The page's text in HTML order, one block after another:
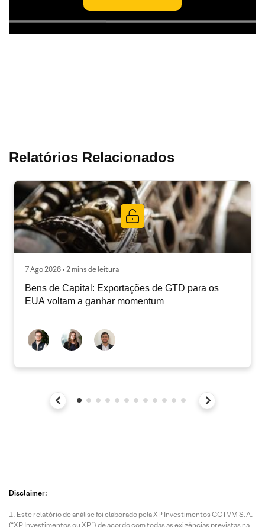
Relatórios Relacionados
7 Ago 2026 • 2 mins de leitura
Bens de Capital: Exportações de GTD para os
EUA voltam a ganhar momentum
Disclaimer:
Este relatório de análise foi elaborado pela XP Investimentos CCTVM S.A.
(“XP Investimentos ou XP”) de acordo com todas as exigências previstas na